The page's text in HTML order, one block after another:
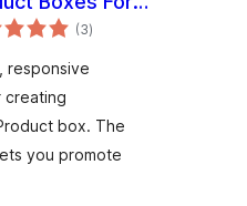
Pages
(3個
の)
responsive
creating
box. The
you promote